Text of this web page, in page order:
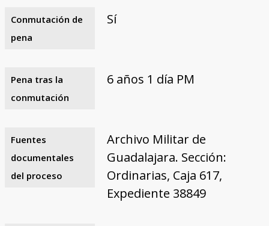
Conmutación de
pena
Sí
Pena tras la
conmutación
6 años 1 día PM
Fuentes
documentales
del proceso
Archivo Militar de
Guadalajara. Sección:
Ordinarias, Caja 617,
Expediente 38849